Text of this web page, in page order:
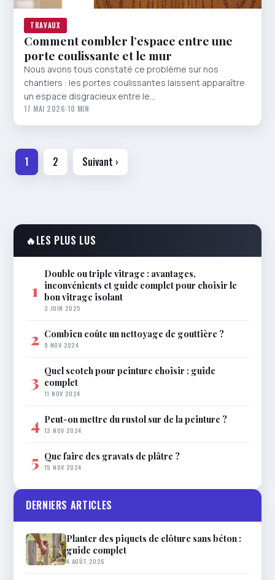
TRAVAUX
Comment combler l’espace entre une
porte coulissante et le mur
Nous avons tous constaté ce problème sur nos
chantiers : les portes coulissantes laissent apparaître
un espace disgracieux entre le…
17 MAI 2026·10 MIN
Pagination
1 2 Suivant ›
🔥LES PLUS LUS
1
Double ou triple vitrage : avantages,
inconvénients et guide complet pour choisir le
bon vitrage isolant
3 JUIN 2025
2 Combien coûte un nettoyage de gouttière ?
9 NOV 2024
3 Quel scotch pour peinture choisir : guide
complet
11 NOV 2024
4 Peut-on mettre du rustol sur de la peinture ?
13 NOV 2024
5 Que faire des gravats de plâtre ?
15 NOV 2024
DERNIERS ARTICLES
Planter des piquets de clôture sans béton :
guide complet
4 AOÛT 2026